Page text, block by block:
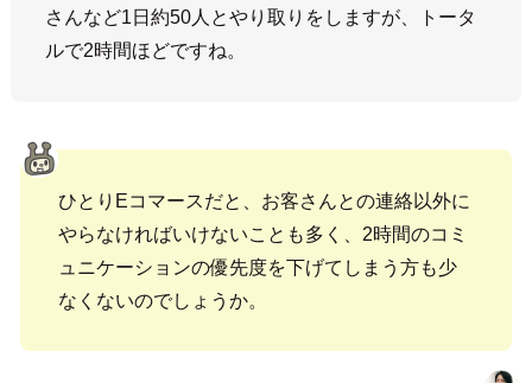
さんなど1日約50人とやり取りをしますが、トータ
ルで2時間ほどですね。
ひとりEコマースだと、お客さんとの連絡以外に
やらなければいけないことも多く、2時間のコミ
ュニケーションの優先度を下げてしまう方も少
なくないのでしょうか。